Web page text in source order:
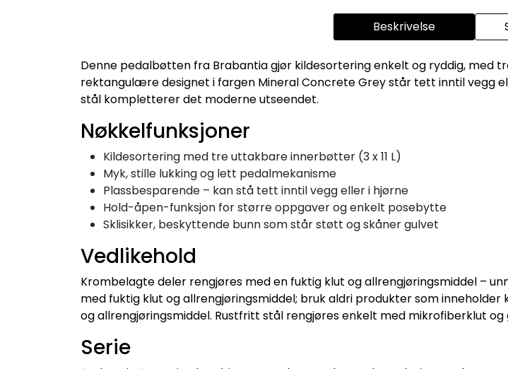
Beskrivelse
Denne pedalbøtten fra Brabantia gjør kildesortering enkelt og ryddig, med
rektangulære designet i fargen Mineral Concrete Grey står tett inntil vegg
stål kompletterer det moderne utseendet.
Nøkkelfunksjoner
Kildesortering med tre uttakbare innerbøtter (3 x 11 L)
Myk, stille lukking og lett pedalmekanisme
Plassbesparende – kan stå tett inntil vegg eller i hjørne
Hold-åpen-funksjon for større oppgaver og enkelt posebytte
Sklisikker, beskyttende bunn som står støtt og skåner gulvet
Vedlikehold
Krombelagte deler rengjøres med en fuktig klut og allrengjøringsmiddel –
med fuktig klut og allrengjøringsmiddel; bruk aldri produkter som
og allrengjøringsmiddel. Rustfritt stål rengjøres enkelt med mikrofiberklut og
Serie